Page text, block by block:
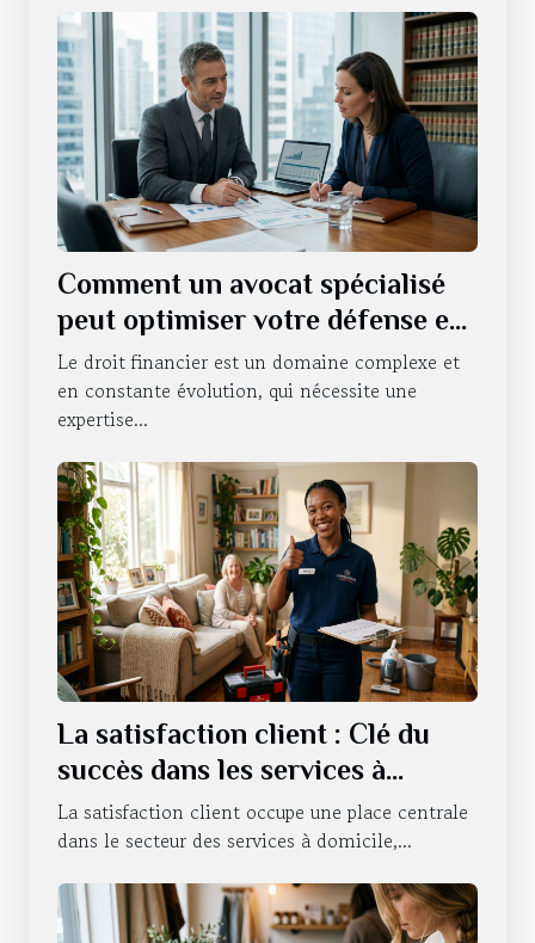
Comment un avocat spécialisé
peut optimiser votre défense en
droit financier ?
Le droit financier est un domaine complexe et
en constante évolution, qui nécessite une
expertise...
La satisfaction client : Clé du
succès dans les services à
domicile
La satisfaction client occupe une place centrale
dans le secteur des services à domicile,...